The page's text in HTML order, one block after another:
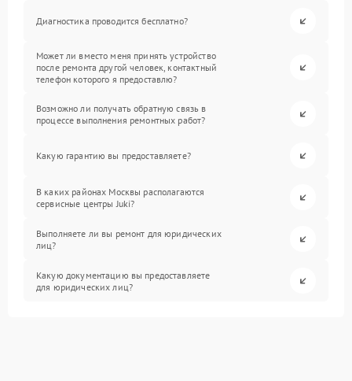
Диагностика проводится бесплатно?
Может ли вместо меня принять устройство
после ремонта другой человек, контактный
телефон которого я предоставлю?
Возможно ли получать обратную связь в
процессе выполнения ремонтных работ?
Какую гарантию вы предоставляете?
В каких районах Москвы располагаются
сервисные центры Juki?
Выполняете ли вы ремонт для юридических
лиц?
Какую документацию вы предоставляете
для юридических лиц?